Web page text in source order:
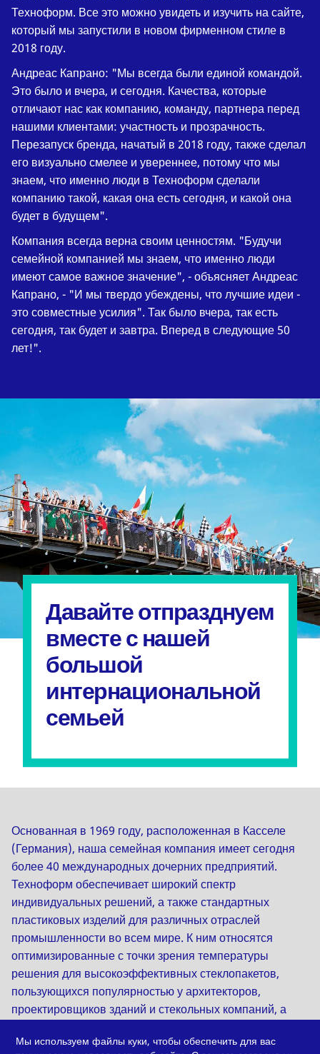
Техноформ. Все это можно увидеть и изучить на сайте,
который мы запустили в новом фирменном стиле в
2018 году.
Андреас Капрано: "Мы всегда были единой командой.
Это было и вчера, и сегодня. Качества, которые
отличают нас как компанию, команду, партнера перед
нашими клиентами: участность и прозрачность.
Перезапуск бренда, начатый в 2018 году, также сделал
его визуально смелее и увереннее, потому что мы
знаем, что именно люди в Техноформ сделали
компанию такой, какая она есть сегодня, и какой она
будет в будущем".
Компания всегда верна своим ценностям. "Будучи
семейной компанией мы знаем, что именно люди
имеют самое важное значение", - объясняет Андреас
Капрано, - "И мы твердо убеждены, что лучшие идеи -
это совместные усилия". Так было вчера, так есть
сегодня, так будет и завтра. Вперед в следующие 50
лет!".
Давайте отпразднуем
вместе с нашей
большой
интернациональной
семьей
Основанная в 1969 году, расположенная в Касселе
(Германия), наша семейная компания имеет сегодня
более 40 международных дочерних предприятий.
Техноформ обеспечивает широкий спектр
индивидуальных решений, а также стандартных
пластиковых изделий для различных отраслей
промышленности во всем мире. К ним относятся
оптимизированные с точки зрения температуры
решения для высокоэффективных стеклопакетов,
пользующихся популярностью у архитекторов,
проектировщиков зданий и стекольных компаний, а
для алюминиевых окон, дверей и фасадов. Техноформ
Мы используем файлы куки, чтобы обеспечить для вас